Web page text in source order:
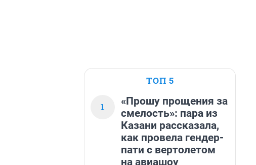
ТОП 5
1
«Прошу прощения за
смелость»: пара из
Казани рассказала,
как провела гендер-
пати с вертолетом
на авиашоу